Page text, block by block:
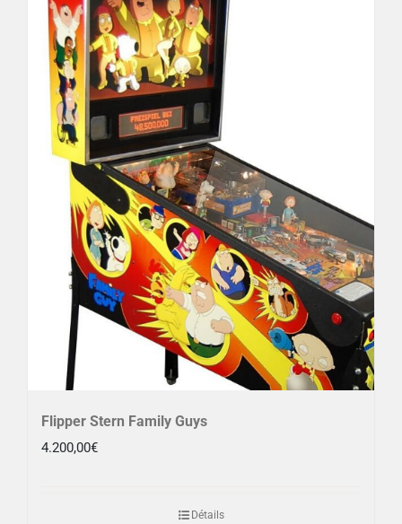
Flipper Stern Family Guys
4.200,00€
Détails